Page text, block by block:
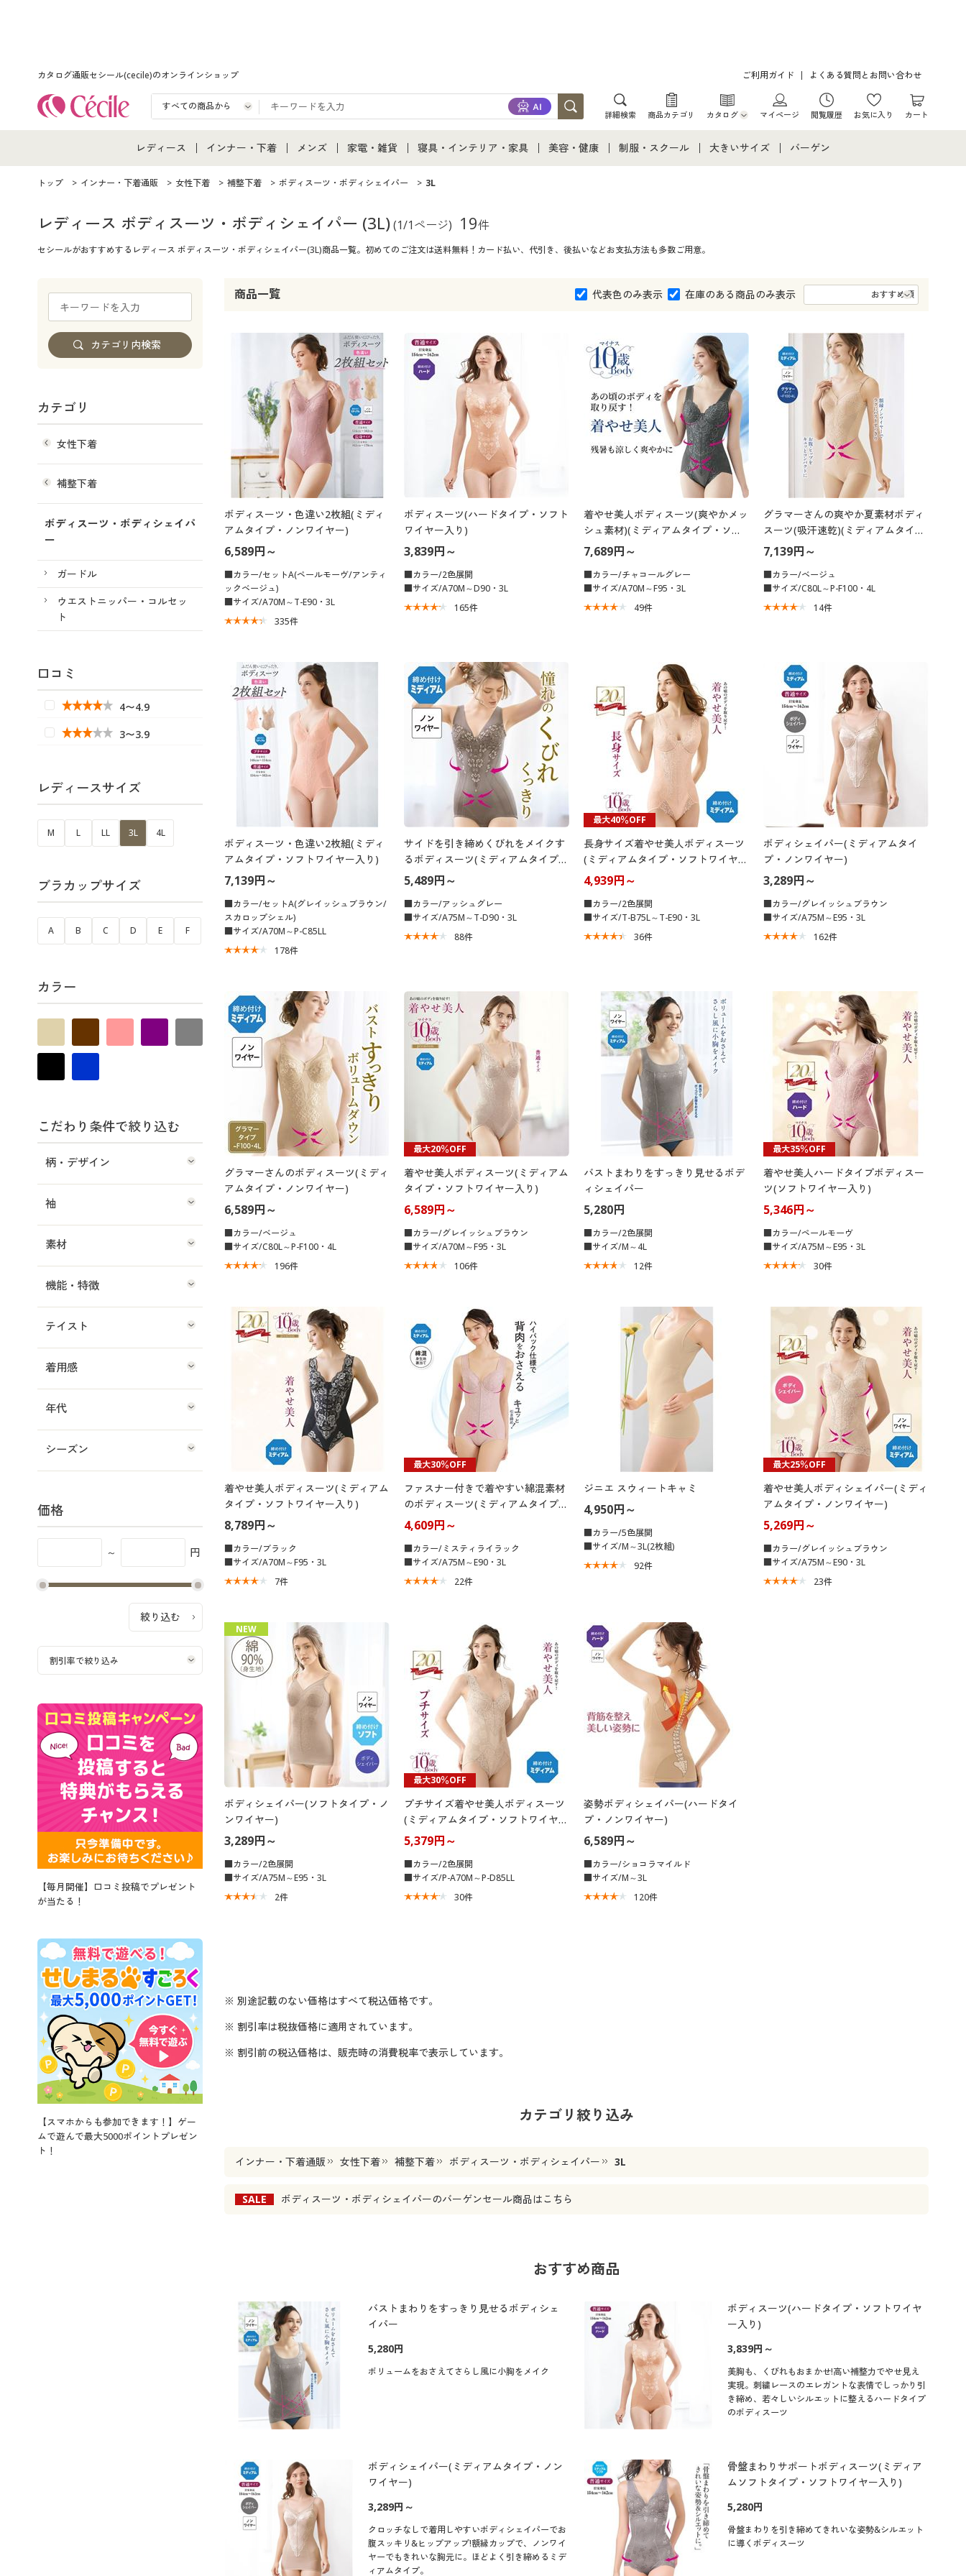
カタログ通販セシール(cecile)のオンラインショップ ご利用ガイド よくある質問とお問い合わせ
詳細検索 商品カテゴリ カタログ
カタログ・チラシからのご注文
マイページ 閲覧履歴 お気に入り カート
レディース
レディース通販すべて
レディースファッション
女性下着
インナー・下着
インナー・下着通販すべて
女性下着
メンズ下着
ジュニア・ティーンズ下着
メンズ
メンズ通販すべて
メンズファッション
メンズ下着
家電・雑貨
家電・雑貨すべて
家電
キッチン・雑貨・日用品
寝具・インテリア・家具
寝具・インテリア・家具通販すべて
家具・収納
寝具・ベッド
美容・健康 制服・スクール
ジュニア・ティーンズ下着
大きいサイズ
大きいサイズ メンズ
バーゲン
トップ インナー・下着通販 女性下着 補整下着 ボディスーツ・ボディシェイパー 3L
レディース ボディスーツ・ボディシェイパー (3L)(1/1ページ) 19件
セシールがおすすめするレディース ボディスーツ・ボディシェイパー(3L)商品一覧。初めてのご注文は送料無料！カード払い、代引き、後払いなどお支払方法も多数ご用意。
商品一覧 代表色のみ表示 在庫のある商品のみ表示
ボディスーツ・色違い2枚組(ミディ
アムタイプ・ノンワイヤー)
6,589円～
■カラー/セットA(ペールモーヴ/アンティ
ックベージュ)
■サイズ/A70M～T-E90・3L
335件
ボディスーツ(ハードタイプ・ソフト
ワイヤー入り)
3,839円～
■カラー/2色展開
■サイズ/A70M～D90・3L
165件
着やせ美人ボディスーツ(爽やかメッ
シュ素材)(ミディアムタイプ・ソフ
トワイヤー入り)
7,689円～
■カラー/チャコールグレー
■サイズ/A70M～F95・3L
49件
グラマーさんの爽やか夏素材ボディ
スーツ(吸汗速乾)(ミディアムタイ
プ・ノンワイヤー)
7,139円～
■カラー/ベージュ
■サイズ/C80L～P-F100・4L
14件
ボディスーツ・色違い2枚組(ミディ
アムタイプ・ソフトワイヤー入り)
7,139円～
■カラー/セットA(グレイッシュブラウン/
スカロップシェル)
■サイズ/A70M～P-C85LL
178件
サイドを引き締めくびれをメイクす
るボディスーツ(ミディアムタイプ・
ノンワイヤー)
5,489円～
■カラー/アッシュグレー
■サイズ/A75M～T-D90・3L
88件
最大40％OFF
長身サイズ着やせ美人ボディスーツ
(ミディアムタイプ・ソフトワイヤー
入り)
4,939円～
■カラー/2色展開
■サイズ/T-B75L～T-E90・3L
36件
ボディシェイパー(ミディアムタイ
プ・ノンワイヤー)
3,289円～
■カラー/グレイッシュブラウン
■サイズ/A75M～E95・3L
162件
グラマーさんのボディスーツ(ミディ
アムタイプ・ノンワイヤー)
6,589円～
■カラー/ベージュ
■サイズ/C80L～P-F100・4L
196件
最大20％OFF
着やせ美人ボディスーツ(ミディアム
タイプ・ソフトワイヤー入り)
6,589円～
■カラー/グレイッシュブラウン
■サイズ/A70M～F95・3L
106件
バストまわりをすっきり見せるボデ
ィシェイパー
5,280円
■カラー/2色展開
■サイズ/M～4L
12件
最大35％OFF
着やせ美人ハードタイプボディスー
ツ(ソフトワイヤー入り)
5,346円～
■カラー/ペールモーヴ
■サイズ/A75M～E95・3L
30件
着やせ美人ボディスーツ(ミディアム
タイプ・ソフトワイヤー入り)
8,789円～
■カラー/ブラック
■サイズ/A70M～F95・3L
7件
最大30％OFF
ファスナー付きで着やすい綿混素材
のボディスーツ(ミディアムタイプ・
ソフトワイヤー入り)
4,609円～
■カラー/ミスティライラック
■サイズ/A75M～E90・3L
22件
ジニエ スウィートキャミ
4,950円～
■カラー/5色展開
■サイズ/M～3L(2枚組)
92件
最大25％OFF
着やせ美人ボディシェイパー(ミディ
アムタイプ・ノンワイヤー)
5,269円～
■カラー/グレイッシュブラウン
■サイズ/A75M～E90・3L
23件
NEW
ボディシェイパー(ソフトタイプ・ノ
ンワイヤー)
3,289円～
■カラー/2色展開
■サイズ/A75M～E95・3L
2件
最大30％OFF
プチサイズ着やせ美人ボディスーツ
(ミディアムタイプ・ソフトワイヤー
入り)
5,379円～
■カラー/2色展開
■サイズ/P-A70M～P-D85LL
30件
姿勢ボディシェイパー(ハードタイ
プ・ノンワイヤー)
6,589円～
■カラー/ショコラマイルド
■サイズ/M～3L
120件
※ 別途記載のない価格はすべて税込価格です。
※ 割引率は税抜価格に適用されています。
※ 割引前の税込価格は、販売時の消費税率で表示しています。
カテゴリ絞り込み
インナー・下着通販 女性下着 補整下着 ボディスーツ・ボディシェイパー 3L
SALE ボディスーツ・ボディシェイパーのバーゲンセール商品はこちら
おすすめ商品
バストまわりをすっきり見せるボディシェ
イパー
5,280円
ボリュームをおさえてさらし風に小胸をメイク
ボディスーツ(ハードタイプ・ソフトワイヤ
ー入り)
3,839円～
美胸も、くびれもおまかせ!高い補整力でやせ見え
実現。刺繍レースのエレガントな表情でしっかり引
き締め、若々しいシルエットに整えるハードタイプ
のボディスーツ
ボディシェイパー(ミディアムタイプ・ノン
ワイヤー)
3,289円～
クロッチなしで着用しやすいボディシェイパーでお
腹スッキリ&ヒップアップ!額縁カップで、ノンワイ
ヤーでもきれいな胸元に。ほどよく引き締めるミデ
ィアムタイプ。
骨盤まわりサポートボディスーツ(ミディア
ムソフトタイプ・ソフトワイヤー入り)
5,280円
骨盤まわりを引き締めてきれいな姿勢&シルエット
に導くボディスーツ
カテゴリ
女性下着
補整下着
ボディスーツ・ボディシェイパ
ー
ガードル
ウエストニッパー・コルセッ
ト
口コミ
4〜4.9
3〜3.9
レディースサイズ
M L LL 3L 4L
ブラカップサイズ
A B C D E F
カラー
こだわり条件で絞り込む
柄・デザイン
袖
素材
機能・特徴
テイスト
着用感
年代
シーズン
価格
～ 円
【毎月開催】口コミ投稿でプレゼント
が当たる！
【スマホからも参加できます！】ゲー
ムで遊んで最大5000ポイントプレゼン
ト！